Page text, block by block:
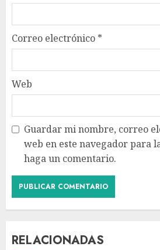
Correo electrónico *
Web
Guardar mi nombre, correo
web en este navegador para
haga un comentario.
RELACIONADAS